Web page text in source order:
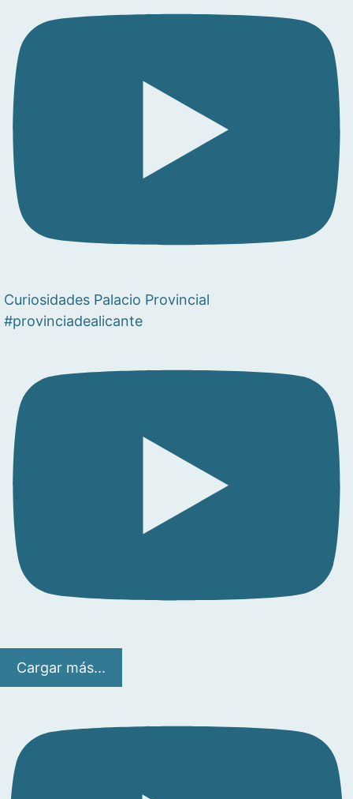
Curiosidades Palacio Provincial
#provinciadealicante
Cargar más...